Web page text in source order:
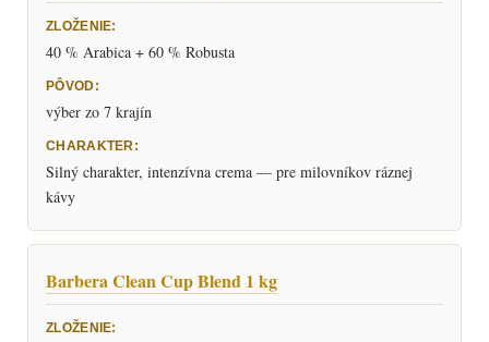
40 % Arabica + 60 % Robusta
výber zo 7 krajín
Silný charakter, intenzívna crema — pre milovníkov ráznej
kávy
Barbera Clean Cup Blend 1 kg